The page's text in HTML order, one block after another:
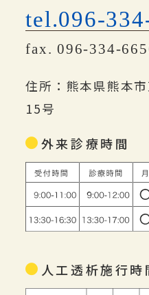
tel.096-
fax. 096-334-
住所：熊本県熊本
15号
外来診療時間
人工透析施行時